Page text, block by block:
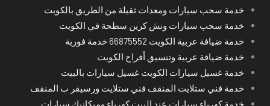
خدمة سحب سيارات ومعدات ثقيلة من الطريق بالكويت
خدمة سحب سيارات ونش كرين سطحة في الكويت
خدمة ضيافة عربية الكويت 66875552 خدمة فورية
خدمة ضيافة عربية وتنسيق أفراح الكويت
خدمة غسيل سيارات الكويت غسيل سيارات بالبيت
خدمة فني ستلايت المنقف فني ستلايت ورسيفر ب المنقف
خدمة كهرباء سيارات عند البيت كهرباء وميكانيك سيارات